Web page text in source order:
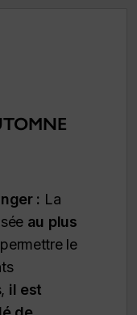
: La
au plus
le
il est